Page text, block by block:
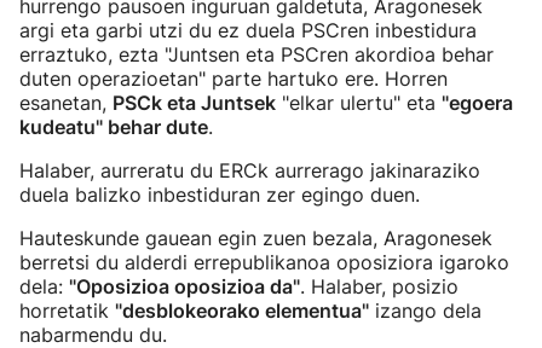
hurrengo pausoen inguruan galdetuta, Aragonesek
argi eta garbi utzi du ez duela PSCren inbestidura
erraztuko, ezta "Juntsen eta PSCren akordioa behar
duten operazioetan" parte hartuko ere. Horren
esanetan, PSCk eta Juntsek "elkar ulertu" eta "egoera
kudeatu" behar dute.
Halaber, aurreratu du ERCk aurrerago jakinaraziko
duela balizko inbestiduran zer egingo duen.
Hauteskunde gauean egin zuen bezala, Aragonesek
berretsi du alderdi errepublikanoa oposiziora igaroko
dela: "Oposizioa oposizioa da". Halaber, posizio
horretatik "desblokeorako elementua" izango dela
nabarmendu du.